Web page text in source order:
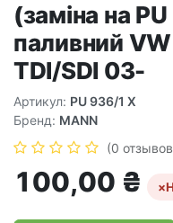
(заміна на
паливний
TDI/SDI 03-
Артикул: PU 936/1 X
Бренд: MANN
(0
100,00 ₴ ×